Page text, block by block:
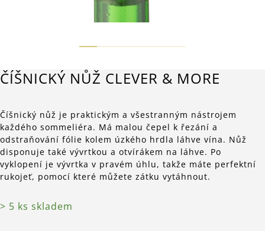
ČÍŠNICKÝ NŮŽ CLEVER & MORE
Číšnický nůž je praktickým a všestranným nástrojem
každého sommeliéra. Má malou čepel k řezání a
odstraňování fólie kolem úzkého hrdla láhve vína. Nůž
disponuje také vývrtkou a otvírákem na láhve. Po
vyklopení je vývrtka v pravém úhlu, takže máte perfektní
rukojeť, pomocí které můžete zátku vytáhnout.
> 5 ks skladem